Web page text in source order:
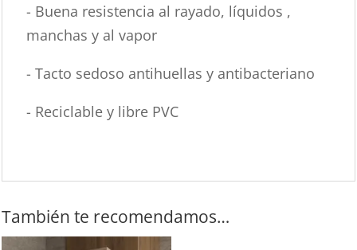
- Buena resistencia al rayado, líquidos ,
manchas y al vapor
- Tacto sedoso antihuellas y antibacteriano
- Reciclable y libre PVC
También te recomendamos…